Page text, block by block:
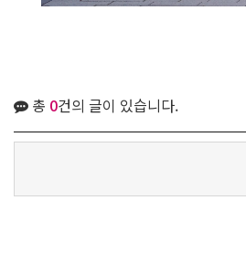
총 0건의 글이 있습니다.